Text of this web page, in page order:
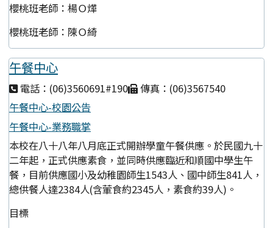
櫻桃班老師：楊Ｏ燁
櫻桃班老師：陳Ｏ綺
午餐中心
電話：(06)3560691#190
傳真：(06)3567540
午餐中心-校園公告
午餐中心-業務職掌
本校在八十八年八月底正式開辦學童午餐供應。於民國九十
二年起，正式供應素食，並同時供應臨近和順國中學生午
餐，目前供應國小及幼稚園師生1543人、國中師生841人，
總供餐人達2384人(含葷食約2345人，素食約39人)。
目標